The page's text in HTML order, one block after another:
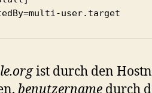
user.target
ist durch den
benutzername durch